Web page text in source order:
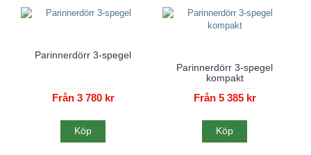
Parinnerdörr 3-spegel
Från 3 780 kr
Köp
Parinnerdörr 3-spegel
kompakt
Från 5 385 kr
Köp